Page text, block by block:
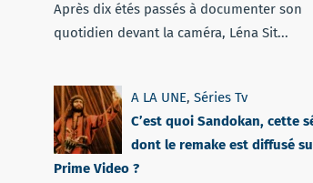
Après dix étés passés à documenter son
quotidien devant la caméra, Léna Sit...
A LA UNE, Séries Tv
C’est quoi Sandokan, cette
dont le remake est diffusé
Prime Video ?